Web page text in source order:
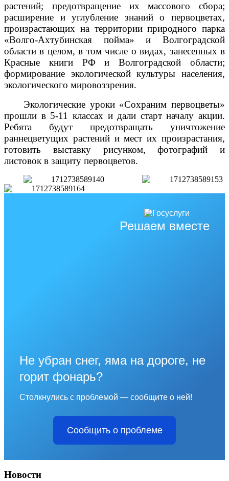
растений; предотвращение их массового сбора;
расширение и углубление знаний о первоцветах,
произрастающих на территории природного парка
«Волго-Ахтубинская пойма» и Волгоградской
области в целом, в том числе о видах, занесенных в
Красные книги РФ и Волгоградской области;
формирование экологической культуры населения,
экологического мировоззрения.
Экологические уроки «Сохраним первоцветы»
прошли в 5-11 классах и дали старт началу акции.
Ребята будут предотвращать уничтожение
раннецветущих растений и мест их произрастания,
готовить выставку рисунком, фотографий и
листовок в защиту первоцветов.
Решаем вместе
Не убран снег, яма на дороге, не
горит фонарь?
Столкнулись с проблемой — сообщите о ней!
Сообщить о проблеме
Новости